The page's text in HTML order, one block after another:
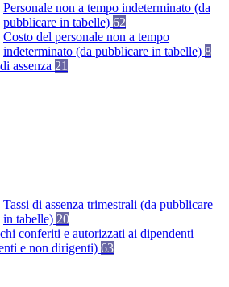
Personale non a tempo indeterminato (da
pubblicare in tabelle) 62
Costo del personale non a tempo
indeterminato (da pubblicare in tabelle) 8
assenza 21
Tassi di assenza trimestrali (da pubblicare
in tabelle) 20
conferiti e autorizzati ai dipendenti
e non dirigenti) 63